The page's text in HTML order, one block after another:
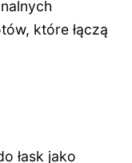
które łączą
łask jako